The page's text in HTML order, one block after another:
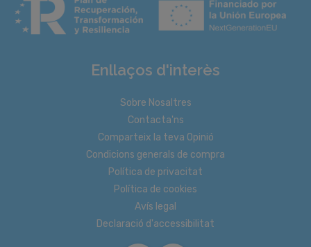
Enllaços d'interès
Sobre Nosaltres
Contacta'ns
Comparteix la teva Opinió
Condicions generals de compra
Política de privacitat
Política de cookies
Avís legal
Declaració d'accessibilitat